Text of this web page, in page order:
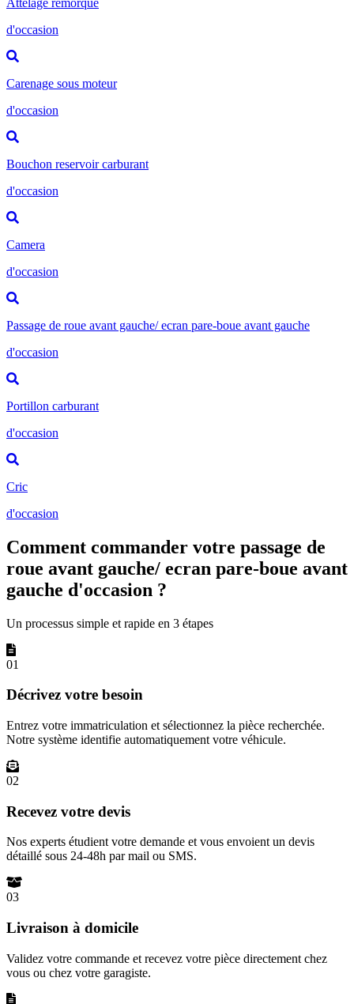
d'occasion
Carenage sous moteur
d'occasion
Bouchon reservoir carburant
d'occasion
Camera
d'occasion
Passage de roue avant gauche/ ecran pare-boue avant gauche
d'occasion
Portillon carburant
d'occasion
Cric
d'occasion
Comment commander votre passage de
roue avant gauche/ ecran pare-boue avant
gauche d'occasion ?
Un processus simple et rapide en 3 étapes
01
Décrivez votre besoin
Entrez votre immatriculation et sélectionnez la pièce recherchée.
Notre système identifie automatiquement votre véhicule.
02
Recevez votre devis
Nos experts étudient votre demande et vous envoient un devis
détaillé sous 24-48h par mail ou SMS.
03
Livraison à domicile
Validez votre commande et recevez votre pièce directement chez
vous ou chez votre garagiste.